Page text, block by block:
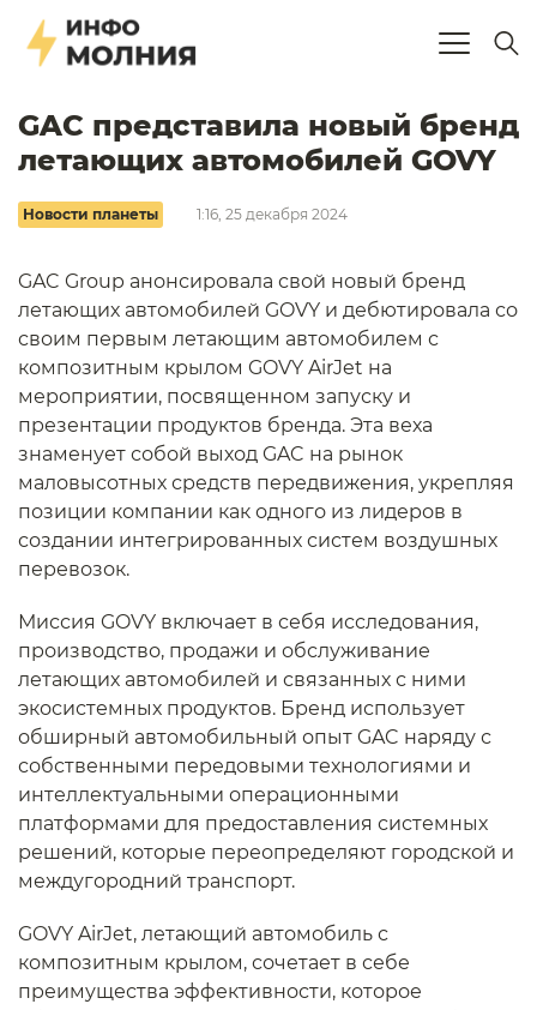
GAC представила новый бренд
летающих автомобилей GOVY
Новости планеты 1:16, 25 декабря 2024
GAC Group анонсировала свой новый бренд
летающих автомобилей GOVY и дебютировала со
своим первым летающим автомобилем с
композитным крылом GOVY AirJet на
мероприятии, посвященном запуску и
презентации продуктов бренда. Эта веха
знаменует собой выход GAC на рынок
маловысотных средств передвижения, укрепляя
позиции компании как одного из лидеров в
создании интегрированных систем воздушных
перевозок.
Миссия GOVY включает в себя исследования,
производство, продажи и обслуживание
летающих автомобилей и связанных с ними
экосистемных продуктов. Бренд использует
обширный автомобильный опыт GAC наряду с
собственными передовыми технологиями и
интеллектуальными операционными
платформами для предоставления системных
решений, которые переопределяют городской и
междугородний транспорт.
GOVY AirJet, летающий автомобиль с
композитным крылом, сочетает в себе
преимущества эффективности, которое